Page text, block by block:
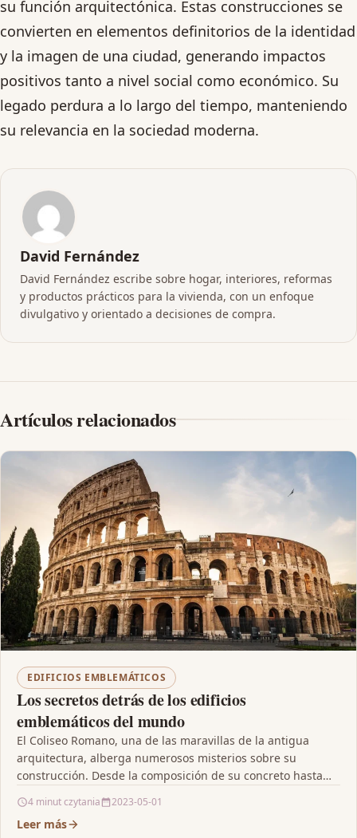
su función arquitectónica. Estas construcciones se
convierten en elementos definitorios de la identidad
y la imagen de una ciudad, generando impactos
positivos tanto a nivel social como económico. Su
legado perdura a lo largo del tiempo, manteniendo
su relevancia en la sociedad moderna.
David Fernández
David Fernández escribe sobre hogar, interiores, reformas
y productos prácticos para la vivienda, con un enfoque
divulgativo y orientado a decisiones de compra.
Artículos relacionados
EDIFICIOS EMBLEMÁTICOS
Los secretos detrás de los edificios
emblemáticos del mundo
El Coliseo Romano, una de las maravillas de la antigua
arquitectura, alberga numerosos misterios sobre su
construcción. Desde la composición de su concreto hasta…
4 minut czytania 2023-05-01
Leer más